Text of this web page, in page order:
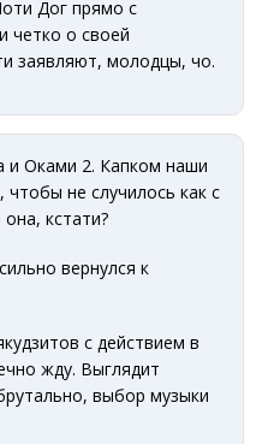
Дог прямо с
четко о своей
заявляют, молодцы, чо.
и Оками 2. Капком наши
чтобы не случилось как с
кстати?
вернулся к
с действием в
жду. Выглядит
выбор музыки